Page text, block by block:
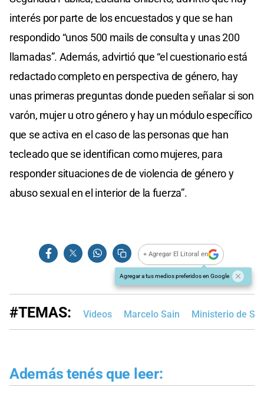
interés por parte de los encuestados y que se han
respondido “unos 500 mails de consulta y unas 200
llamadas”. Además, advirtió que “el cuestionario está
redactado completo en perspectiva de género, hay
unas primeras preguntas donde pueden señalar si son
varón, mujer u otro género y hay un módulo específico
que se activa en el caso de las personas que han
tecleado que se identifican como mujeres, para
responder situaciones de de violencia de género y
abuso sexual en el interior de la fuerza”.
+ Agregar El Litoral en
Agregar a tus medios preferidos en Google
#TEMAS: Videos Marcelo Sain Ministerio de
Además tenés que leer: